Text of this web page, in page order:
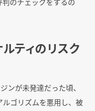
ティのリスク
ンが未発達だった頃、
ゴリズムを悪用し、被